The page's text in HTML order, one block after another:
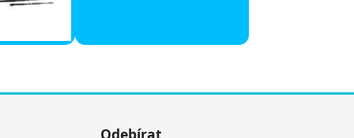
Odebírat